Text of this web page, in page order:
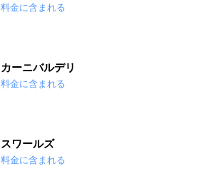
料金に含まれる
カーニバルデリ
料金に含まれる
スワールズ
料金に含まれる